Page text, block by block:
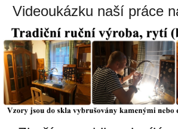
Videoukázku naší práce